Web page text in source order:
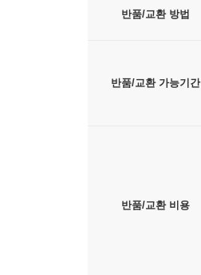
반품/교환 방법
반품/교환 가능기간
반품/교환 비용